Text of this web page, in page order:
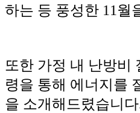
하는 등 풍성한 11월
또한 가정 내 난방비
령을 통해 에너지를
을 소개해드렸습니